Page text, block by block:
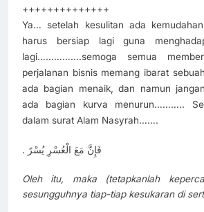
++++++++++++++
Ya… setelah kesulitan ada
harus bersiap lagi guna
lagi…………….semoga semua
perjalanan bisnis memang ibarat
ada bagian menaik, dan namun
ada bagian kurva menurun………..
dalam surat Alam Nasyrah…….
. فَإِنَّ مَعَ الْعُسْرِ يُسْرً
Oleh itu, maka (tetapkanlah
sesungguhnya tiap-tiap kesukaran di